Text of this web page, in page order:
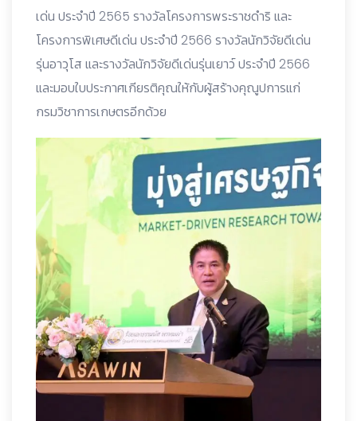
เด่น ประจำปี 2565 รางวัลโครงการพระราชดำริ และ
โครงการพิเศษดีเด่น ประจำปี 2566 รางวัลนักวิจัยดีเด่น
รุ่นอาวุโส และรางวัลนักวิจัยดีเด่นรุ่นเยาว์ ประจำปี 2566
และมอบใบประกาศเกียรติคุณให้กับผู้สร้างคุณูปการแก่
กรมวิชาการเกษตรอีกด้วย